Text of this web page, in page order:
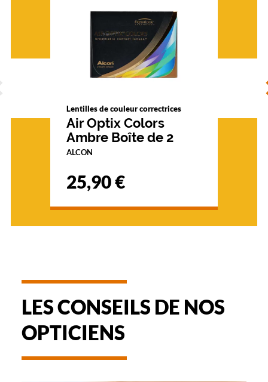
Lentilles de couleur correctrices
Air Optix Colors
Ambre Boîte de 2
ALCON
25,90 €
LES CONSEILS DE NOS
OPTICIENS